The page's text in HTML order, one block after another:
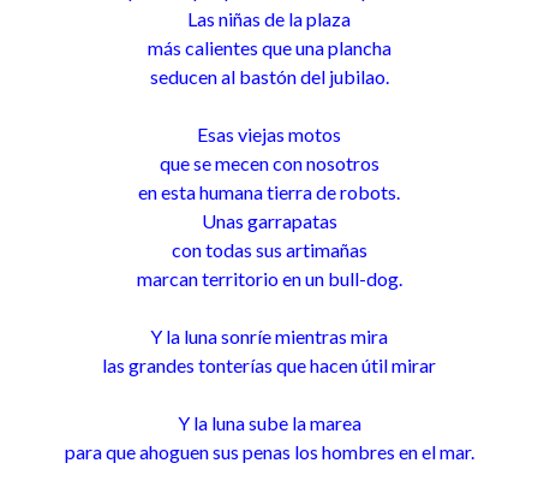
Las niñas de la plaza
más calientes que una plancha
seducen al bastón del jubilao.
Esas viejas motos
que se mecen con nosotros
en esta humana tierra de robots.
Unas garrapatas
con todas sus artimañas
marcan territorio en un bull-dog.
Y la luna sonríe mientras mira
las grandes tonterías que hacen útil mirar
Y la luna sube la marea
para que ahoguen sus penas los hombres en el mar.